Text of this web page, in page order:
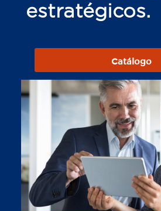
estratégicos.
Catálogo